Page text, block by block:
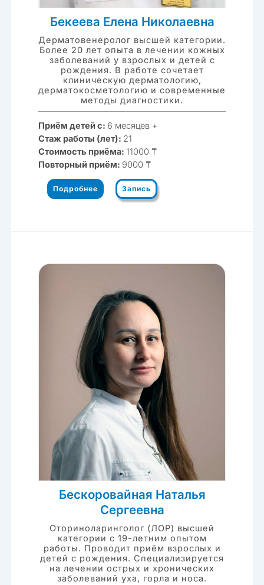
Бекеева Елена Николаевна
Дерматовенеролог высшей категории.
Более 20 лет опыта в лечении кожных
заболеваний у взрослых и детей с
рождения. В работе сочетает
клиническую дерматологию,
дерматокосметологию и современные
методы диагностики.
Приём детей с: 6 месяцев +
Стаж работы (лет): 21
Стоимость приёма: 11000 ₸
Повторный приём: 9000 ₸
Подробнее Запись
Бескоровайная Наталья
Сергеевна
Оториноларинголог (ЛОР) высшей
категории с 19-летним опытом
работы. Проводит приём взрослых и
детей с рождения. Специализируется
на лечении острых и хронических
заболеваний уха, горла и носа.